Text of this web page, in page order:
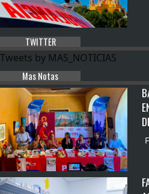
TWITTER
Tweets by MAS_NOTICIAS
Mas Notas